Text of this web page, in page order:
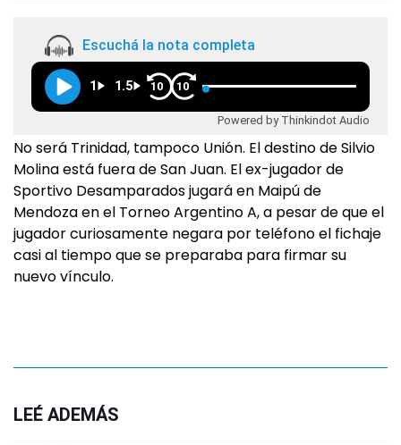
Escuchá la nota completa
1 1.5 10 10
Powered by Thinkindot Audio
No será Trinidad, tampoco Unión. El destino de Silvio
Molina está fuera de San Juan. El ex-jugador de
Sportivo Desamparados jugará en Maipú de
Mendoza en el Torneo Argentino A, a pesar de que el
jugador curiosamente negara por teléfono el fichaje
casi al tiempo que se preparaba para firmar su
nuevo vínculo.
LEÉ ADEMÁS